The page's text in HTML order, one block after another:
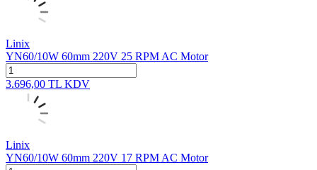
Linix
YN60/10W 60mm 220V 25 RPM AC Motor
3.696,00 TL KDV
Linix
YN60/10W 60mm 220V 17 RPM AC Motor